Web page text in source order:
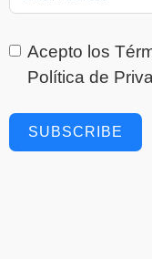
Acepto los
Política de
SUBSCRIBE